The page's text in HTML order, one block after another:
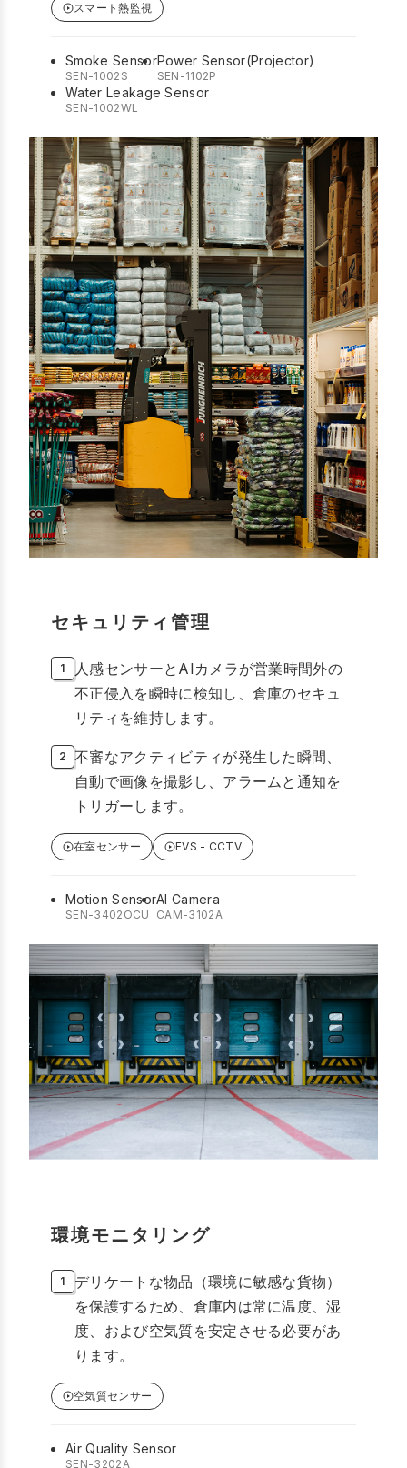
スマート熱監視
Smoke Sensor
SEN-1002S
Power Sensor(Projector)
SEN-1102P
Water Leakage Sensor
SEN-1002WL
セキュリティ管理
人感センサーとAIカメラが営業時間外の
不正侵入を瞬時に検知し、倉庫のセキュ
リティを維持します。
不審なアクティビティが発生した瞬間、
自動で画像を撮影し、アラームと通知を
トリガーします。
在室センサー FVS - CCTV
Motion Sensor
SEN-3402OCU
AI Camera
CAM-3102A
環境モニタリング
デリケートな物品（環境に敏感な貨物）
を保護するため、倉庫内は常に温度、湿
度、および空気質を安定させる必要があ
ります。
空気質センサー
Air Quality Sensor
SEN-3202A